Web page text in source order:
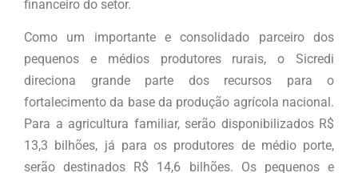
financeiro do setor.
Como um importante e consolidado parceiro dos
pequenos e médios produtores rurais, o Sicredi
direciona grande parte dos recursos para o
fortalecimento da base da produção agrícola nacional.
Para a agricultura familiar, serão disponibilizados R$
13,3 bilhões, já para os produtores de médio porte,
serão destinados R$ 14,6 bilhões. Os pequenos e